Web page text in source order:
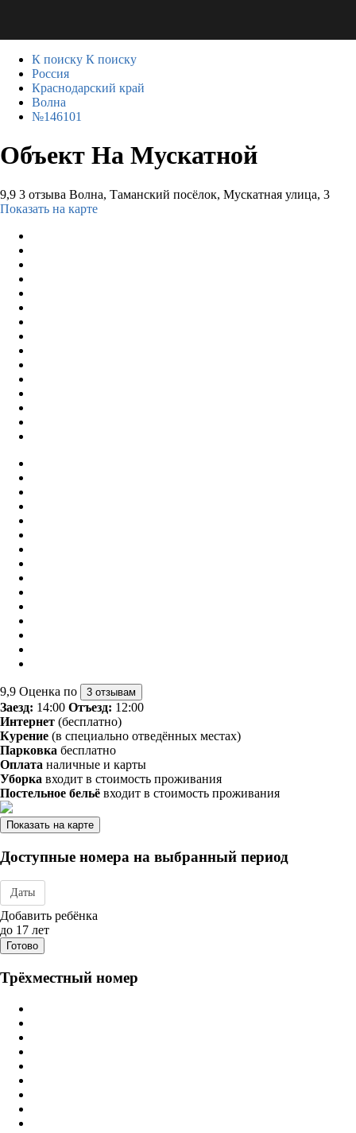
К поиску К поиску
Россия
Краснодарский край
Волна
№146101
Объект На Мускатной
9,9 3 отзыва Волна, Таманский посёлок, Мускатная улица, 3
Показать на карте
9,9 Оценка по 3 отзывам
Заезд: 14:00 Отъезд: 12:00
Интернет (бесплатно)
Курение (в специально отведённых местах)
Парковка бесплатно
Оплата наличные и карты
Уборка входит в стоимость проживания
Постельное бельё входит в стоимость проживания
Показать на карте
Доступные номера на выбранный период
Даты
Дата заезда - отъезда
Добавить ребёнка
до 17 лет
Готово
Трёхместный номер